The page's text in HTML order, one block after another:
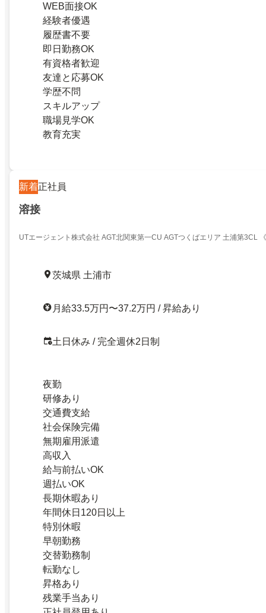
WEB面接OK
経験者優遇
履歴書不要
即日勤務OK
有資格者歓迎
友達と応募OK
学歴不問
スキルアップ
職場見学OK
教育充実
新着正社員
溶接
UTエージェント株式会社 AGT北関東第一CU AGTつくばエリア 土浦第3CL
茨城県 土浦市
月給33.5万円〜37.2万円 / 昇給あり
土日休み / 完全週休2日制
夜勤
研修あり
交通費支給
社会保険完備
無期雇用派遣
高収入
給与前払いOK
週払いOK
長期休暇あり
年間休日120日以上
特別休暇
早朝勤務
交替勤務制
転勤なし
昇格あり
残業手当あり